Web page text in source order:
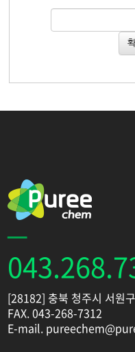
[28182] 충북 청주시 서원
FAX. 043-268-7312
E-mail.